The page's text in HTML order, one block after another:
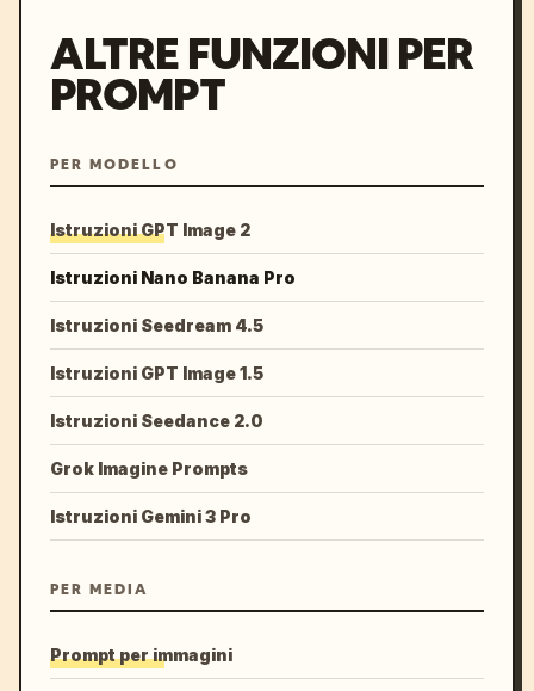
ALTRE FUNZIONI PER
PROMPT
PER MODELLO
Istruzioni GPT Image 2
Istruzioni Nano Banana Pro
Istruzioni Seedream 4.5
Istruzioni GPT Image 1.5
Istruzioni Seedance 2.0
Grok Imagine Prompts
Istruzioni Gemini 3 Pro
PER MEDIA
Prompt per immagini